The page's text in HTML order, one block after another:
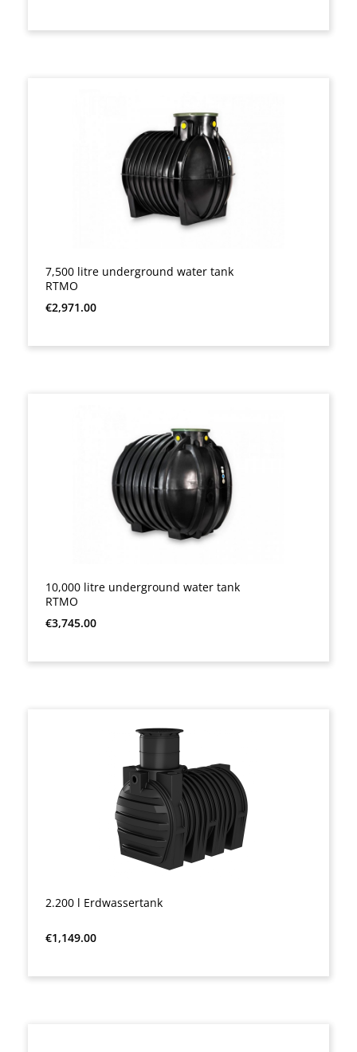
7,500 litre underground water tank
RTMO
Regular price:
€2,971.00
10,000 litre underground water tank
RTMO
Regular price:
€3,745.00
2.200 l Erdwassertank
Regular price:
€1,149.00